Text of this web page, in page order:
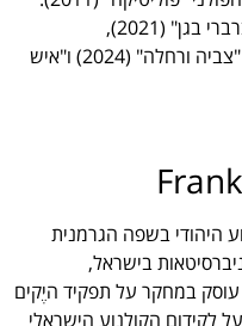
יצר, בין היתר, את הסרטים "הרברט, ברברי בגן" (2021),
"מלחמה(ות) למען אלג'יריה" (2022), "צביה ורחלה" (2024) ו"איש
היהודי בשפה הגרמנית
בישראל,
במחקר על תפקיד היֶקים
לקידום הקולנוע הישראלי